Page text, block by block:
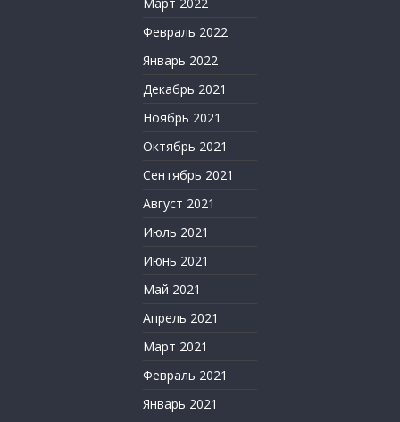
Февраль 2022
Январь 2022
Декабрь 2021
Ноябрь 2021
Октябрь 2021
Сентябрь 2021
Август 2021
Июль 2021
Июнь 2021
Май 2021
Апрель 2021
Март 2021
Февраль 2021
Январь 2021